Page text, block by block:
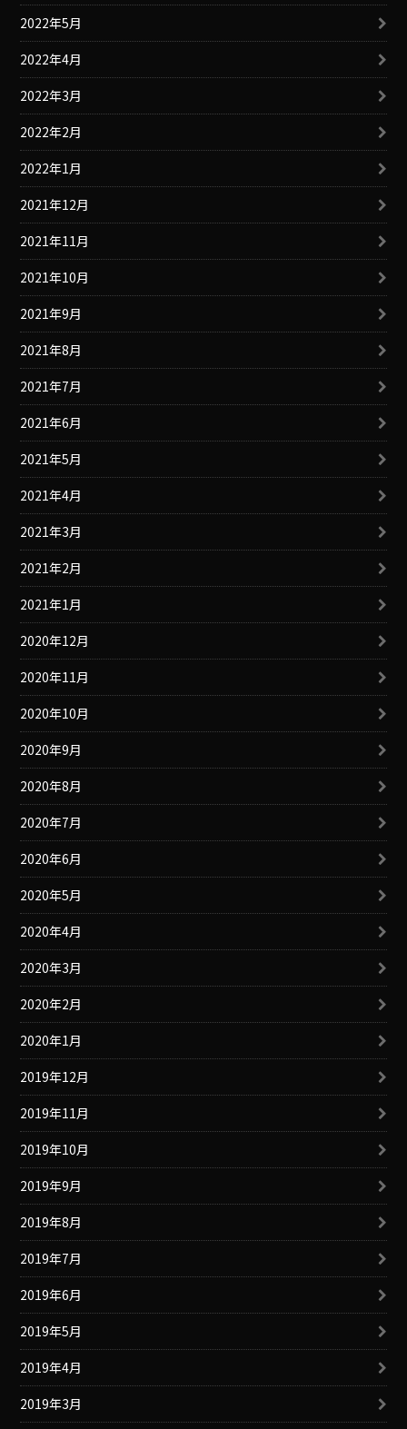
2022年5月
2022年4月
2022年3月
2022年2月
2022年1月
2021年12月
2021年11月
2021年10月
2021年9月
2021年8月
2021年7月
2021年6月
2021年5月
2021年4月
2021年3月
2021年2月
2021年1月
2020年12月
2020年11月
2020年10月
2020年9月
2020年8月
2020年7月
2020年6月
2020年5月
2020年4月
2020年3月
2020年2月
2020年1月
2019年12月
2019年11月
2019年10月
2019年9月
2019年8月
2019年7月
2019年6月
2019年5月
2019年4月
2019年3月